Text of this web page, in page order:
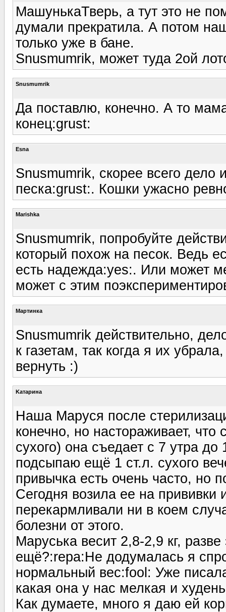
МашунькаТверь, а тут это не
думали прекратила. А потом
только уже в бане.
Snusmumrik, может туда 2ой
Snusmumrik
Да поставлю, конечно. А то
конец:grust:
Esna
Snusmumrik, скорее всего дело
песка:grust:. Кошки ужасно
Marishka
Snusmumrik, попробуйте
который похож на песок. Ведь
есть надежда:yes:. Или может
может с этим
Мартинка
Snusmumrik действительно,
к газетам, так когда я их
вернуть :)
Kатарина
Наша Маруся после
конечно, но настораживает, что
сухого) она съедает с 7 утра
подсыпаю ещё 1 ст.л. сухого
привычка есть очень часто, но
Сегодня возила ее на прививки
перекармливали ни в коем
болезни от этого.
Маруська весит 2,8-2,9 кг,
ещё?:repa:Не додумалась я
нормальный вес:fool: Уже
какая она у нас мелкая и
Как думаете, много я даю ей